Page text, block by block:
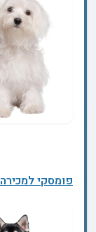
פומסקי למכירה